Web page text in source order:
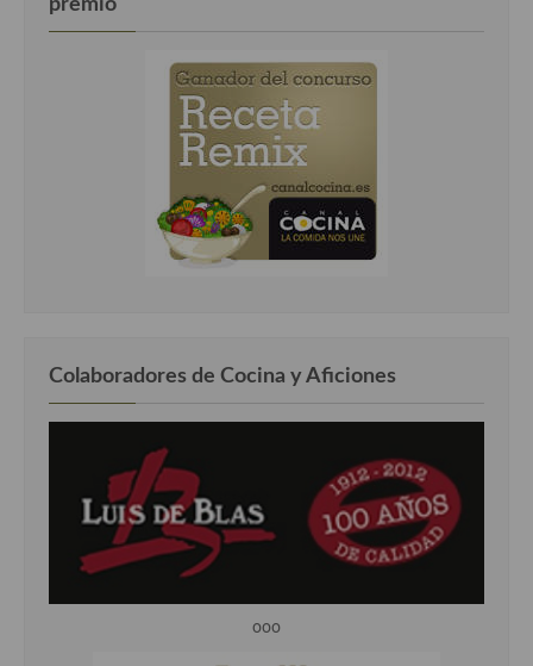
premio
Colaboradores de Cocina y Aficiones
ooo